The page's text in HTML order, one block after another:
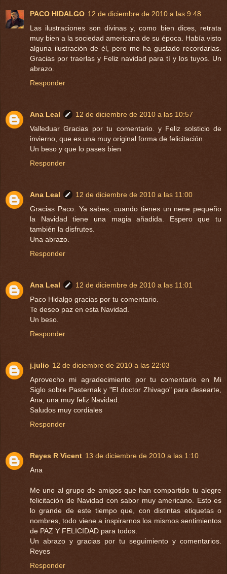
PACO HIDALGO 12 de diciembre de 2010 a las 9:48
Las ilustraciones son divinas y, como bien dices, retrata
muy bien a la sociedad americana de su época. Había visto
alguna ilustración de él, pero me ha gustado recordarlas.
Gracias por traerlas y Feliz navidad para tí y los tuyos. Un
abrazo.
Responder
Ana Leal
12 de diciembre de 2010 a las 10:57
Valleduar Gracias por tu comentario. y Feliz solsticio de
invierno, que es una muy original forma de felicitación.
Un beso y que lo pases bien
Responder
Ana Leal
12 de diciembre de 2010 a las 11:00
Gracias Paco. Ya sabes, cuando tienes un nene pequeño
la Navidad tiene una magia añadida. Espero que tu
también la disfrutes.
Una abrazo.
Responder
Ana Leal
12 de diciembre de 2010 a las 11:01
Paco Hidalgo gracias por tu comentario.
Te deseo paz en esta Navidad.
Un beso.
Responder
j.julio 12 de diciembre de 2010 a las 22:03
Aprovecho mi agradecimiento por tu comentario en Mi
Siglo sobre Pasternak y "El doctor Zhivago" para desearte,
Ana, una muy feliz Navidad.
Saludos muy cordiales
Responder
Reyes R Vicent 13 de diciembre de 2010 a las 1:10
Ana
Me uno al grupo de amigos que han compartido tu alegre
felicitación de Navidad con sabor muy americano. Esto es
lo grande de este tiempo que, con distintas etiquetas o
nombres, todo viene a inspirarnos los mismos sentimientos
de PAZ Y FELICIDAD para todos.
Un abrazo y gracias por tu seguimiento y comentarios.
Reyes
Responder